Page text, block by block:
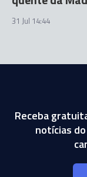
31 Jul 14:44
Receba
notícias